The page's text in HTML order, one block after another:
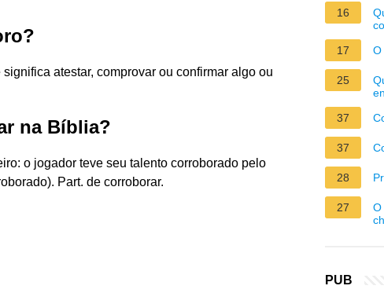
atestar, comprovar ou confirmar algo ou
na Bíblia?
o jogador teve seu talento corroborado pelo
Part. de corroborar.
16
17
O
25
37
37
28
27
O
PUB